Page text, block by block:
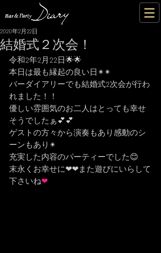
結婚式２次会！
2020年2月22日
令和2年2月22日🌟🌟
本日は最も縁起の良い日✴✴
バーダイアリーでも結婚式2次会が行わ
れました！！
優しい雰囲気のお二人はとっても幸せ
そうでしたぁ💕💕
ゲストの方々から演奏もあり感動のシ
ーンもあり✴
充実した内容のパーティーでした😊
末永くお幸せに❤❤また遊びにいらして
下さいね❤